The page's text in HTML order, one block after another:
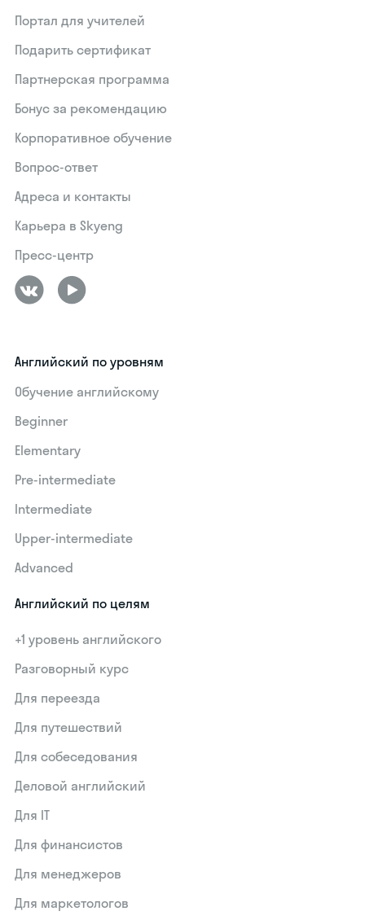
Портал для учителей
Подарить сертификат
Партнерская программа
Бонус за рекомендацию
Корпоративное обучение
Вопрос-ответ
Адреса и контакты
Карьера в Skyeng
Пресс-центр
Английский по уровням
Обучение английскому
Beginner
Elementary
Pre-intermediate
Intermediate
Upper-intermediate
Advanced
Английский по целям
+1 уровень английского
Разговорный курс
Для переезда
Для путешествий
Для собеседования
Деловой английский
Для IT
Для финансистов
Для менеджеров
Для маркетологов